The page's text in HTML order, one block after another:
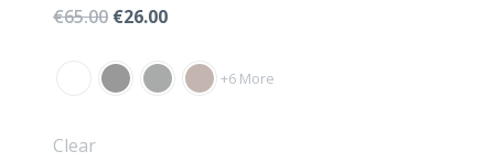
€65.00 Izvorna
bila
€26.00Trenutna
je:
+6 More
Clear